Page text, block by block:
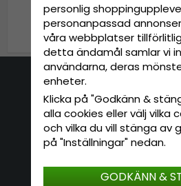
Wool Beanie (Oliv)
799 kr999 kr
Kontakta
E-mail:
Tel: 031-320
Kundservice
personlig
personanpassad
våra webbplatser
detta ändamål samlar vi
användarna, deras
enheter.
Klicka på "Godkänn &
alla cookies eller välj vilka
och vilka du vill stänga av
på "Inställningar" nedan.
GODKÄNN &